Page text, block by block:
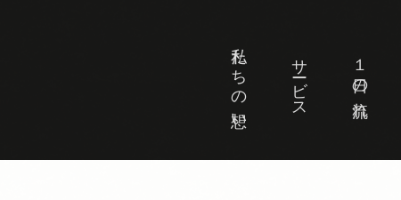
私たちの想い サービス １日の流れ